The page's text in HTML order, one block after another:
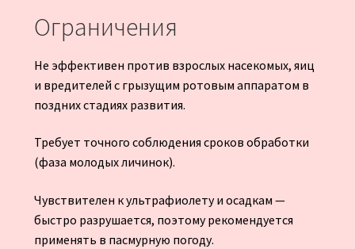
Ограничения
Не эффективен против взрослых насекомых, яиц
и вредителей с грызущим ротовым аппаратом в
поздних стадиях развития.
Требует точного соблюдения сроков обработки
(фаза молодых личинок).
Чувствителен к ультрафиолету и осадкам —
быстро разрушается, поэтому рекомендуется
применять в пасмурную погоду.